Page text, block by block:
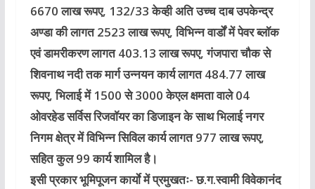
6670 लाख रूपए, 132/33 केव्ही अति उच्च दाब उपकेन्द्र
अण्डा की लागत 2523 लाख रूपए, विभिन्न वार्डों में पेवर ब्लॉक
एवं डामरीकरण लागत 403.13 लाख रूपए, गंजपारा चौक से
शिवनाथ नदी तक मार्ग उन्नयन कार्य लागत 484.77 लाख
रूपए, भिलाई में 1500 से 3000 केएल क्षमता वाले 04
ओवरहेड सर्विस रिजवॉयर का डिजाइन के साथ भिलाई नगर
निगम क्षेत्र में विभिन्न सिविल कार्य लागत 977 लाख रूपए,
सहित कुल 99 कार्य शामिल है।
इसी प्रकार भूमिपूजन कार्याे में प्रमुखतः- छ.ग.स्वामी विवेकानंद